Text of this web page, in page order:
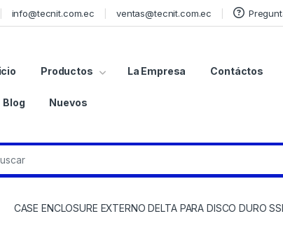
info@tecnit.com.ec ventas@tecnit.com.ec
Productos La Empresa Contáctos
Blog Nuevos
CASE ENCLOSURE EXTERNO DELTA PARA DISCO DURO